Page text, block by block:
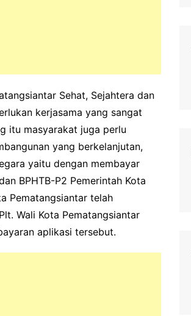
Sehat, Sejahtera dan
kerjasama yang sangat
itu masyarakat juga perlu
yang berkelanjutan,
yaitu dengan membayar
BPHTB-P2 Pemerintah Kota
Pematangsiantar telah
Wali Kota Pematangsiantar
aplikasi tersebut.